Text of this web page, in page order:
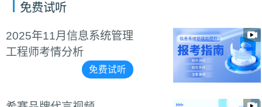
免费试听
信息系统管理工程师报考
指南视频课程
免费试听